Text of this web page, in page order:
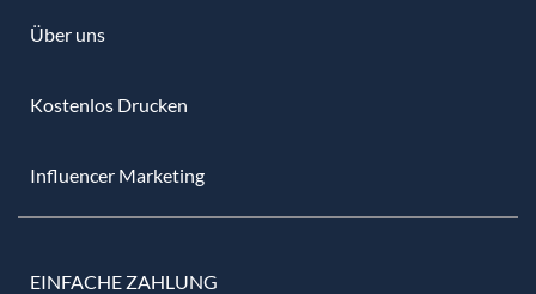
Über uns
Kostenlos Drucken
Influencer Marketing
EINFACHE ZAHLUNG